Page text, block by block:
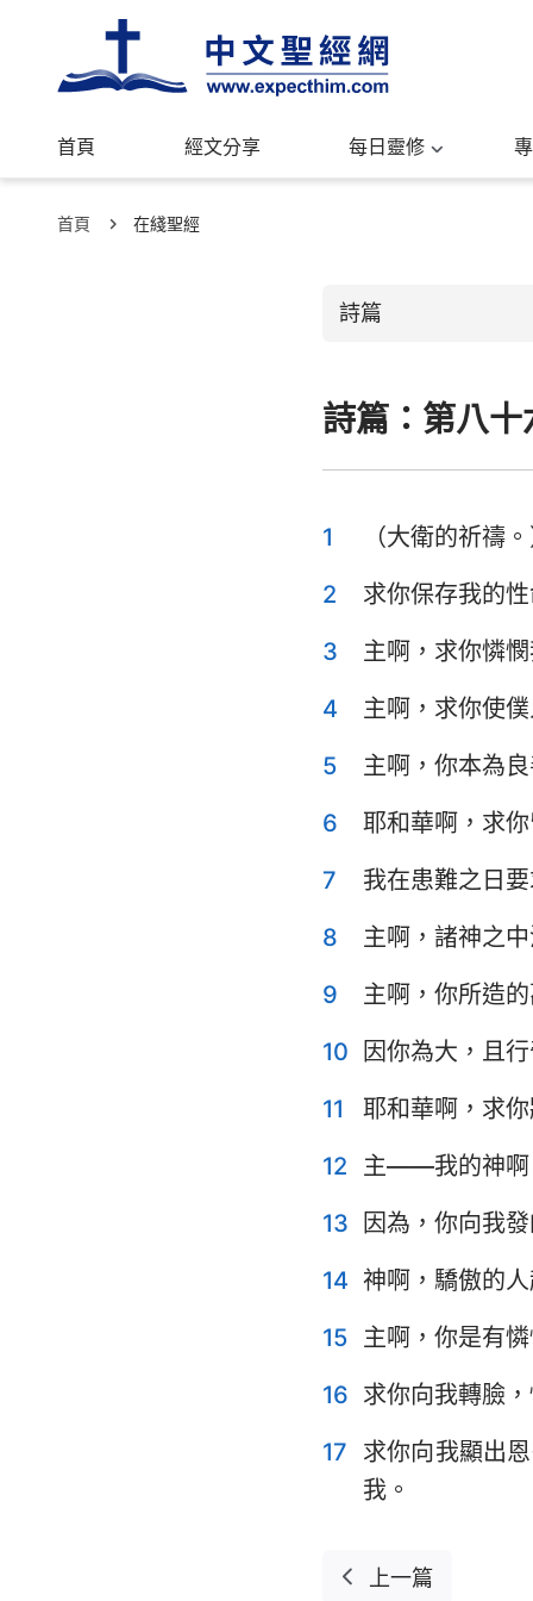
首頁 經文分享 每日靈修
首頁 在綫聖經
詩篇
舊約聖經
利未記
申命記
士師記
撒母耳記上
傳道書
以賽亞書
耶利米哀歌
但以理書
約珥書
俄巴底亞書
彌迦書
瑪拉基書
詩篇：第八十
1
（大衛的祈禱
2
求你保存我的
3
主啊，求你憐
4
主啊，求你使
5
主啊，你本為
6
耶和華啊，求
7
我在患難之日
8
主啊，諸神之
9
主啊，你所造
10
因你為大，且
11
耶和華啊，求
12
主——我的神啊
13
因為，你向我
14 神啊，驕傲的
15 主啊，你是有
16 求你向我轉臉
17
求你向我顯出
我。
上一篇